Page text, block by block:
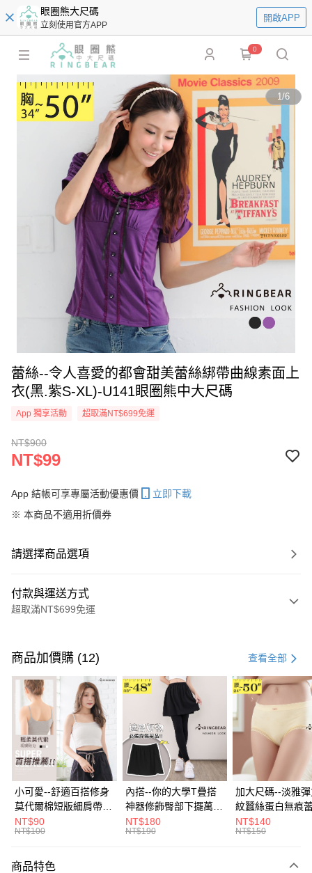
眼圈熊大尺碼
立刻使用官方APP
開啟APP
0
1/6
蕾絲--令人喜愛的都會甜美蕾絲綁帶曲線素面上
衣(黑.紫S-XL)-U141眼圈熊中大尺碼
App 獨享活動 超取滿NT$699免運
NT$900
NT$99
App 結帳可享專屬活動優惠價
立即下載
※ 本商品不適用折價券
請選擇商品選項
付款與運送方式
超取滿NT$699免運
信用卡一次付款
超商取貨付款
LINE Pay
Apple Pay
街口支付
悠遊付
Google Pay
全盈+PAY
大哥付你分期
商品加價購 (12) 查看全部
小可愛--舒適百搭修身
莫代爾棉短版細肩帶素
色背心(白.黑.灰L-2L)-
U582眼圈熊中大尺碼
NT$90
NT$100
內搭--你的大學T疊搭
神器修飾臀部下擺萬用
內搭裙/遮臀裙(黑2L-
6L)-Q155眼圈熊中大
NT$180
NT$190
加大尺碼--淡雅
紋蠶絲蛋白無痕
角內褲(白.粉.藍.
3L)-L28眼圈熊中
NT$140
NT$150
商品特色